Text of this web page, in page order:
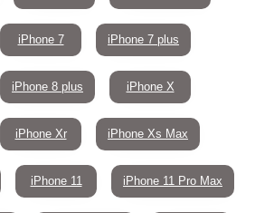
iPhone 7 iPhone 7 plus
iPhone 8 plus iPhone X
iPhone Xr iPhone Xs Max
iPhone 11 iPhone 11 Pro Max